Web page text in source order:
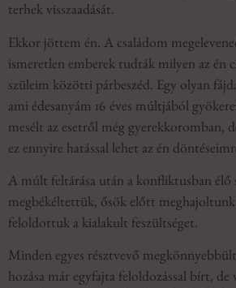
terhek visszaadását.
Ekkor jöttem én. A családom
ismeretlen emberek tudták milyen az én
szüleim közötti párbeszéd. Egy olyan
ami édesanyám 16 éves múltjából
mesélt az esetről még gyerekkoromban,
ez ennyire hatással lehet az én
A múlt feltárása után a konfliktusban élő
megbékéltettük, ősök előtt
feloldottuk a kialakult feszültséget.
Minden egyes résztvevő
hozása már egyfajta feloldozással bírt, de